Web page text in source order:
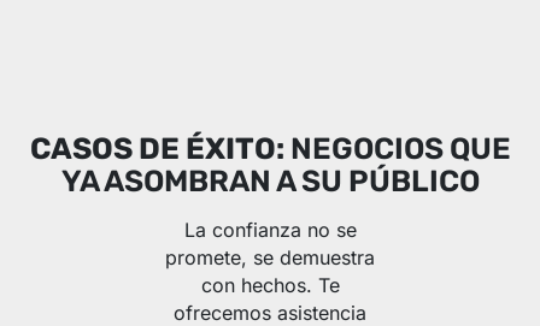
CASOS DE ÉXITO: NEGOCIOS QUE
YA ASOMBRAN A SU PÚBLICO
La confianza no se
promete, se demuestra
con hechos. Te
ofrecemos asistencia